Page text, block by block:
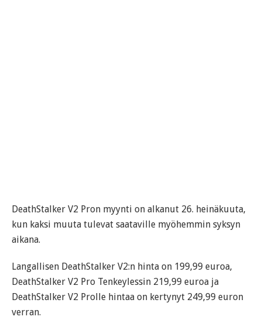
DeathStalker V2 Pron myynti on alkanut 26. heinäkuuta,
kun kaksi muuta tulevat saataville myöhemmin syksyn
aikana.
Langallisen DeathStalker V2:n hinta on 199,99 euroa,
DeathStalker V2 Pro Tenkeylessin 219,99 euroa ja
DeathStalker V2 Prolle hintaa on kertynyt 249,99 euron
verran.